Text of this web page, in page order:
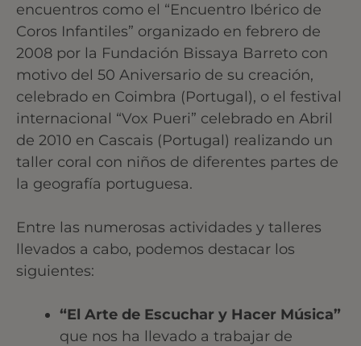
encuentros como el “Encuentro Ibérico de
Coros Infantiles” organizado en febrero de
2008 por la Fundación Bissaya Barreto con
motivo del 50 Aniversario de su creación,
celebrado en Coimbra (Portugal), o el festival
internacional “Vox Pueri” celebrado en Abril
de 2010 en Cascais (Portugal) realizando un
taller coral con niños de diferentes partes de
la geografía portuguesa.
Entre las numerosas actividades y talleres
llevados a cabo, podemos destacar los
siguientes:
“El Arte de Escuchar y Hacer Música”
que nos ha llevado a trabajar de